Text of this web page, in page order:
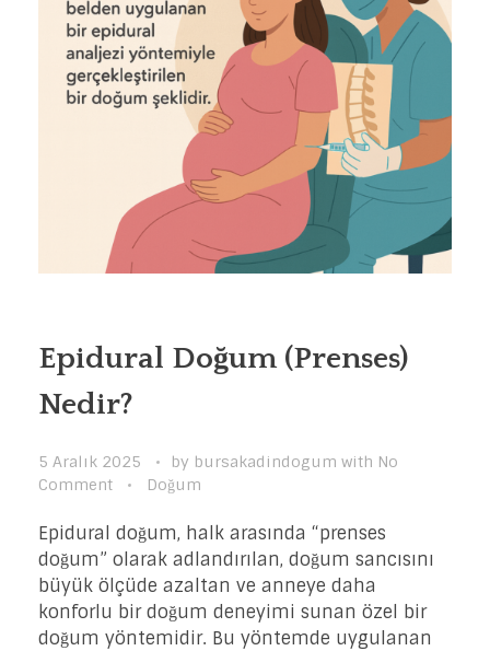
Epidural Doğum (Prenses)
Nedir?
5 Aralık 2025 by bursakadindogum with No
Comment
Doğum
Epidural doğum, halk arasında “prenses
doğum” olarak adlandırılan, doğum sancısını
büyük ölçüde azaltan ve anneye daha
konforlu bir doğum deneyimi sunan özel bir
doğum yöntemidir. Bu yöntemde uygulanan